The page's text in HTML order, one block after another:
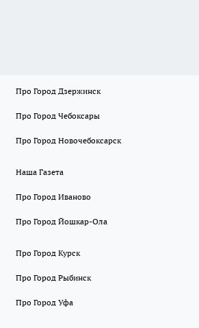
Про Город Дзержинск
Про Город Чебоксары
Про Город Новочебоксарск
Наша Газета
Про Город Иваново
Про Город Йошкар-Ола
Про Город Курск
Про Город Рыбинск
Про Город Уфа